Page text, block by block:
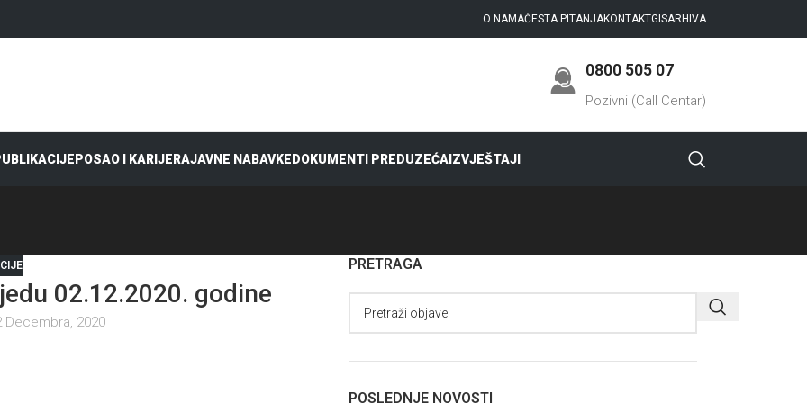
O NAMAČESTA PITANJAKONTAKTGISARHIVA
0800 505 07
Pozivni (Call Centar)
POSAO I KARIJERAJAVNE NABAVKEDOKUMENTI PREDUZEĆAIZVJEŠTAJI
02.12.2020. godine
Decembra, 2020
PRETRAGA
POSLEDNJE NOVOSTI